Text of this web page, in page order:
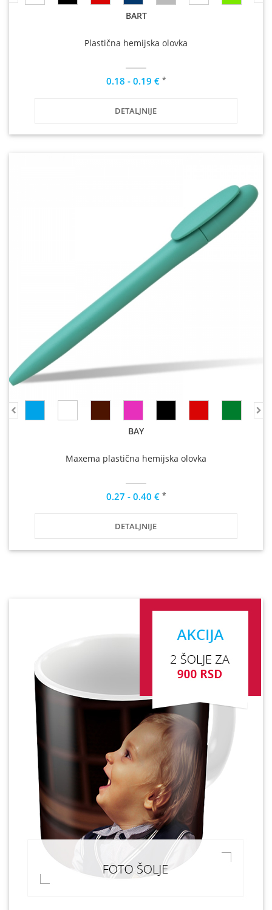
BART
Plastična hemijska olovka
0.18 - 0.19 € *
DETALJNIJE
BAY
Maxema plastična hemijska olovka
0.27 - 0.40 € *
DETALJNIJE